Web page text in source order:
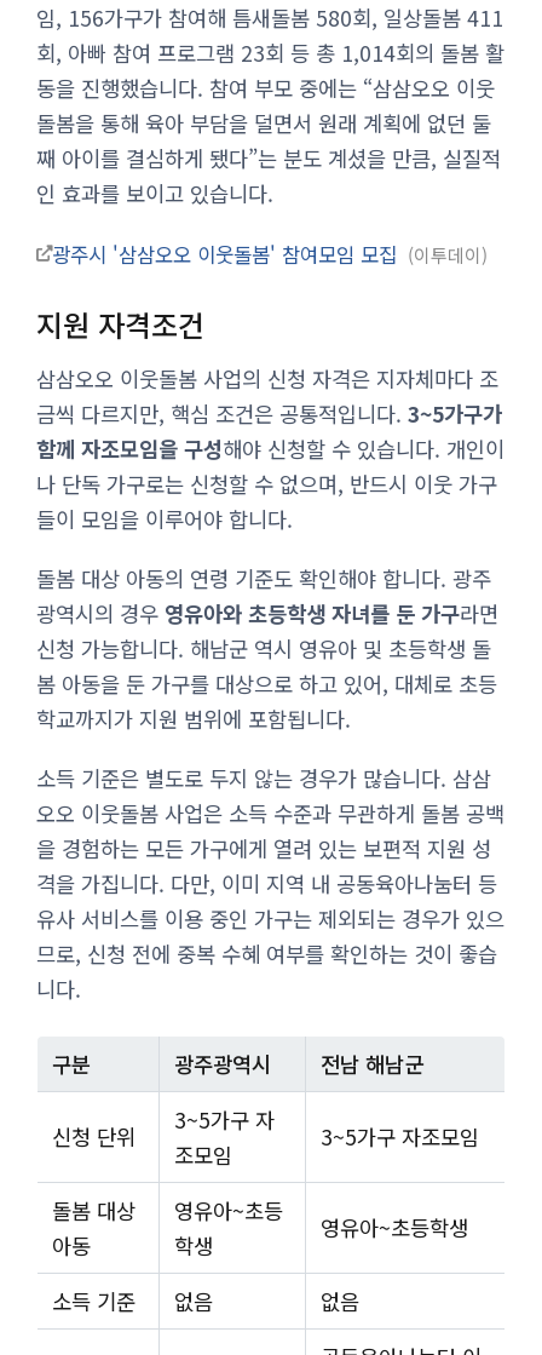
임, 156가구가 참여해 틈새돌봄 580회, 일상돌봄 411
회, 아빠 참여 프로그램 23회 등 총 1,014회의 돌봄 활
동을 진행했습니다. 참여 부모 중에는 “삼삼오오 이웃
돌봄을 통해 육아 부담을 덜면서 원래 계획에 없던 둘
째 아이를 결심하게 됐다”는 분도 계셨을 만큼, 실질적
인 효과를 보이고 있습니다.
광주시 '삼삼오오 이웃돌봄' 참여모임 모집 이투데이
지원 자격조건
삼삼오오 이웃돌봄 사업의 신청 자격은 지자체마다 조
금씩 다르지만, 핵심 조건은 공통적입니다. 3~5가구가
함께 자조모임을 구성해야 신청할 수 있습니다. 개인이
나 단독 가구로는 신청할 수 없으며, 반드시 이웃 가구
들이 모임을 이루어야 합니다.
돌봄 대상 아동의 연령 기준도 확인해야 합니다. 광주
광역시의 경우 영유아와 초등학생 자녀를 둔 가구라면
신청 가능합니다. 해남군 역시 영유아 및 초등학생 돌
봄 아동을 둔 가구를 대상으로 하고 있어, 대체로 초등
학교까지가 지원 범위에 포함됩니다.
소득 기준은 별도로 두지 않는 경우가 많습니다. 삼삼
오오 이웃돌봄 사업은 소득 수준과 무관하게 돌봄 공백
을 경험하는 모든 가구에게 열려 있는 보편적 지원 성
격을 가집니다. 다만, 이미 지역 내 공동육아나눔터 등
유사 서비스를 이용 중인 가구는 제외되는 경우가 있으
므로, 신청 전에 중복 수혜 여부를 확인하는 것이 좋습
니다.
구분 광주광역시 전남 해남군
신청 단위
3~5가구 자
조모임
3~5가구 자조모임
돌봄 대상
아동
영유아~초등
학생
영유아~초등학생
소득 기준 없음
없음